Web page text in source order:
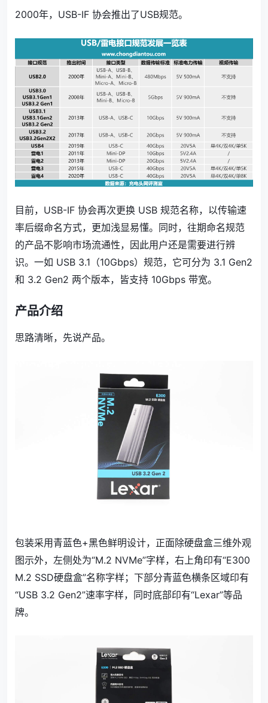
2000年，USB-IF 协会推出了USB规范。
目前，USB-IF 协会再次更换 USB 规范名称，以传输速
率后缀命名方式，更加浅显易懂。同时，往期命名规范
的产品不影响市场流通性，因此用户还是需要进行辨
识。一如 USB 3.1（10Gbps）规范，它可分为 3.1 Gen2
和 3.2 Gen2 两个版本，皆支持 10Gbps 带宽。
产品介绍
思路清晰，先说产品。
包装采用青蓝色+黑色鲜明设计，正面除硬盘盒三维外观
图示外，左侧处为“M.2 NVMe”字样，右上角印有“E300
M.2 SSD硬盘盒”名称字样；下部分青蓝色横条区域印有
“USB 3.2 Gen2”速率字样，同时底部印有“Lexar”等品
牌。